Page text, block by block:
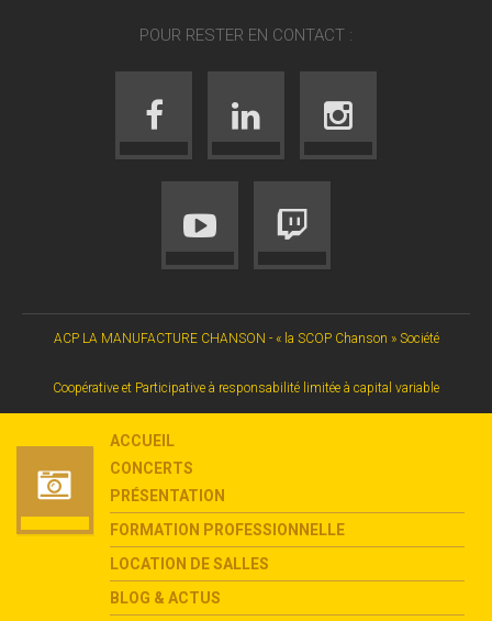
POUR RESTER EN CONTACT :
ACP LA MANUFACTURE CHANSON - « la SCOP Chanson » Société
Coopérative et Participative à responsabilité limitée à capital variable
ACCUEIL
CONCERTS
PRÉSENTATION
FORMATION PROFESSIONNELLE
LOCATION DE SALLES
BLOG & ACTUS